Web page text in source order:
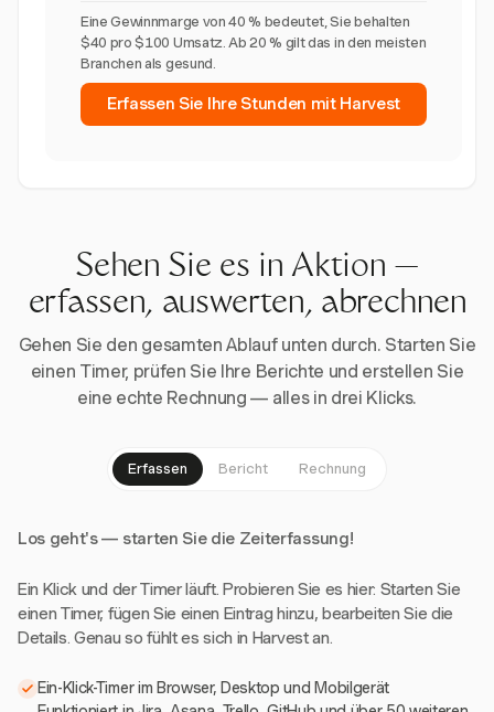
Eine Gewinnmarge von 40 % bedeutet, Sie behalten
$40 pro $100 Umsatz. Ab 20 % gilt das in den meisten
Branchen als gesund.
Erfassen Sie Ihre Stunden mit Harvest
Sehen Sie es in Aktion —
erfassen, auswerten, abrechnen
Gehen Sie den gesamten Ablauf unten durch. Starten Sie
einen Timer, prüfen Sie Ihre Berichte und erstellen Sie
eine echte Rechnung — alles in drei Klicks.
Erfassen Bericht Rechnung
Los geht's — starten Sie die Zeiterfassung!
Ein Klick und der Timer läuft. Probieren Sie es hier: Starten Sie
einen Timer, fügen Sie einen Eintrag hinzu, bearbeiten Sie die
Details. Genau so fühlt es sich in Harvest an.
Ein-Klick-Timer im Browser, Desktop und Mobilgerät